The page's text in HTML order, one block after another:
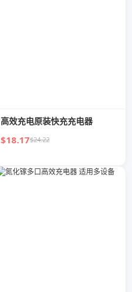
高效充电原装快充充电器
$18.17$24.22